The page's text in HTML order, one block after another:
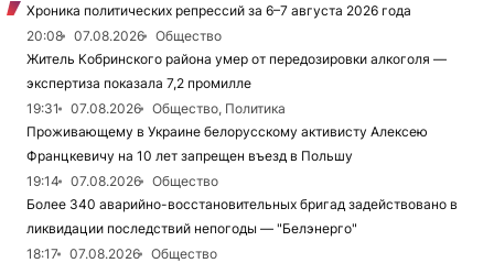
Хроника политических репрессий за 6–7 августа 2026 года
20:08
07.08.2026
Общество
Житель Кобринского района умер от передозировки алкоголя —
экспертиза показала 7,2 промилле
19:31
07.08.2026
Общество, Политика
Проживающему в Украине белорусскому активисту Алексею
Францкевичу на 10 лет запрещен въезд в Польшу
19:14
07.08.2026
Общество
Более 340 аварийно-восстановительных бригад задействовано в
ликвидации последствий непогоды — "Белэнерго"
18:17
07.08.2026
Общество